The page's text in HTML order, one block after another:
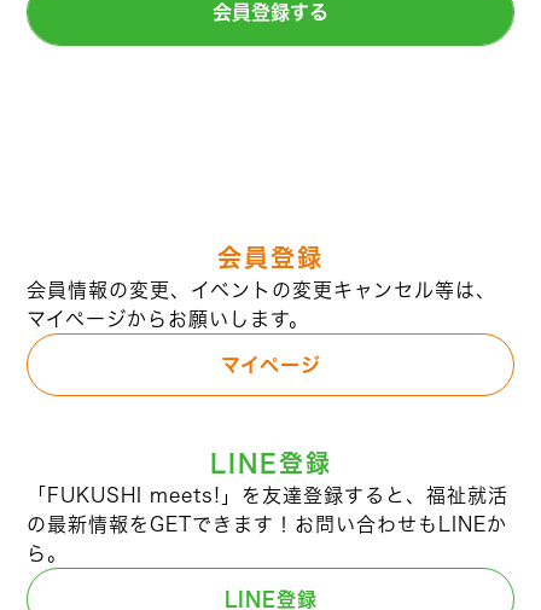
会員登録する
会員登録
会員情報の変更、イベントの変更キャンセル等は、
マイページからお願いします。
マイページ
LINE登録
「FUKUSHI meets!」を友達登録すると、福祉就活
の最新情報をGETできます！お問い合わせもLINEか
ら。
LINE登録